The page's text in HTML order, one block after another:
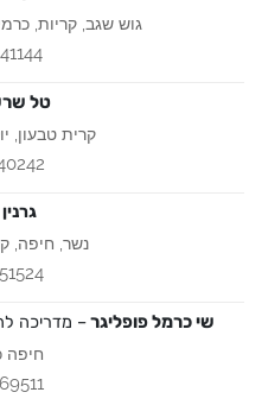
גוש שגב, קריות,
טל
קרית טבעון,
נשר, חיפה,
שי כרמל פופליגר– מדריכה
חיפה